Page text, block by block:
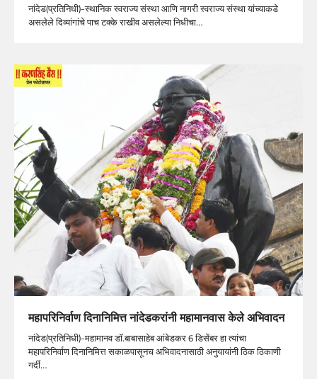
नांदेड(प्रतिनिधी)-स्थानिक स्वराज्य संस्था आणि नागरी स्वराज्य संस्था यांच्याकडे
असलेले दिव्यांगांचे पाच टक्के राखीव असलेल्या निधीचा…
महापरिनिर्वाण दिनानिमित्त नांदेडकरांनी महामानवास केले अभिवादन
नांदेड(प्रतिनिधी)-महामानव डॉ.बाबासाहेब आंबेडकर 6 डिसेंबर हा त्यांचा
महापरिनिर्वाण दिनानिमित्त सकाळपासूनच अभिवादनासाठी अनुयायांनी ठिक ठिकाणी
गर्दी…